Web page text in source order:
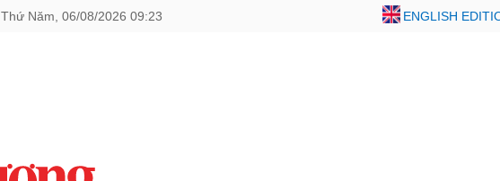
Thứ Năm, 06/08/2026 09:23 ENGLISH